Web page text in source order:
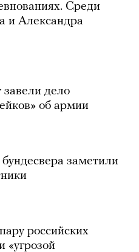
Среди
и Александра
дело
об армии
заметили
российских
«угрозой